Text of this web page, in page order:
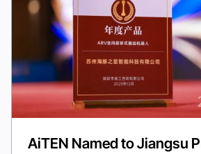
AiTEN Named to Jiangsu